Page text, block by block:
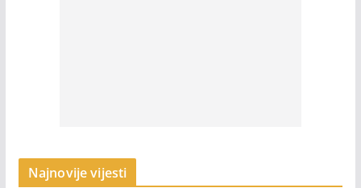
Najnovije vijesti